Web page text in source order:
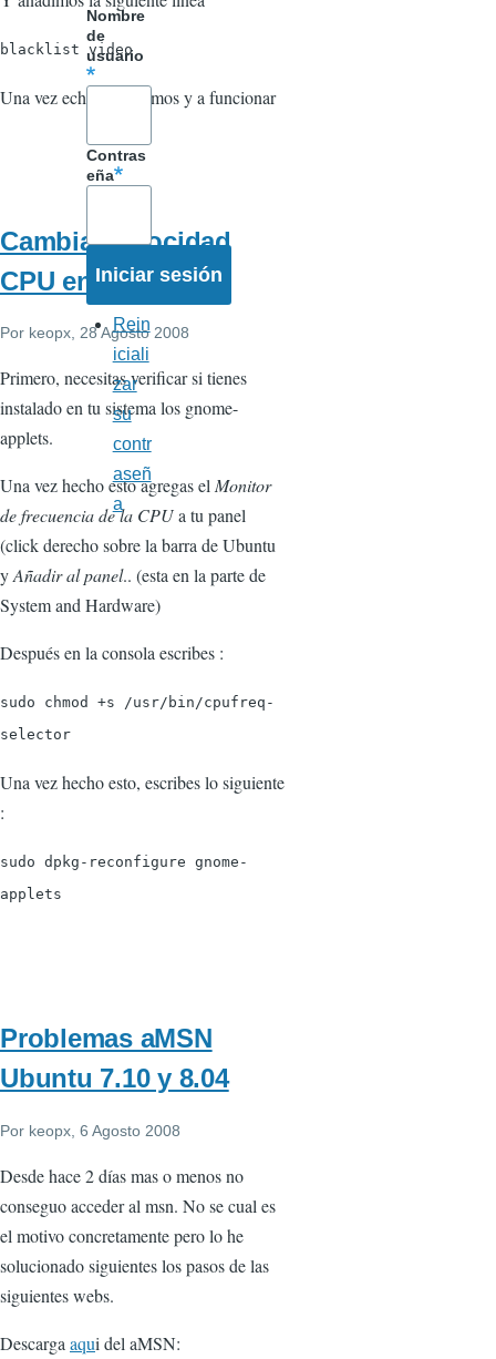
blacklist video
Una vez echo reiniciamos y a funcionar
Cambiar velocidad
CPU en Ubuntu
Por keopx, 28 Agosto 2008
Primero, necesitas verificar si tienes
instalado en tu sistema los gnome-
applets.
Una vez hecho esto agregas elMonitor
de frecuencia de la CPUa tu panel
(click derecho sobre la barra de Ubuntu
yAñadir al panel.. (esta en la parte de
System and Hardware)
Después en la consola escribes :
sudo chmod +s /usr/bin/cpufreq-
selector
Una vez hecho esto, escribes lo siguiente
:
sudo dpkg-reconfigure gnome-
applets
Problemas aMSN
Ubuntu 7.10 y 8.04
Por keopx, 6 Agosto 2008
Desde hace 2 días mas o menos no
conseguo acceder al msn. No se cual es
el motivo concretamente pero lo he
solucionado siguientes los pasos de las
siguientes webs.
Descargaaqui del aMSN:
Nombre
de
usuario
Contras
eña
Rein
iciali
zar
su
contr
aseñ
a